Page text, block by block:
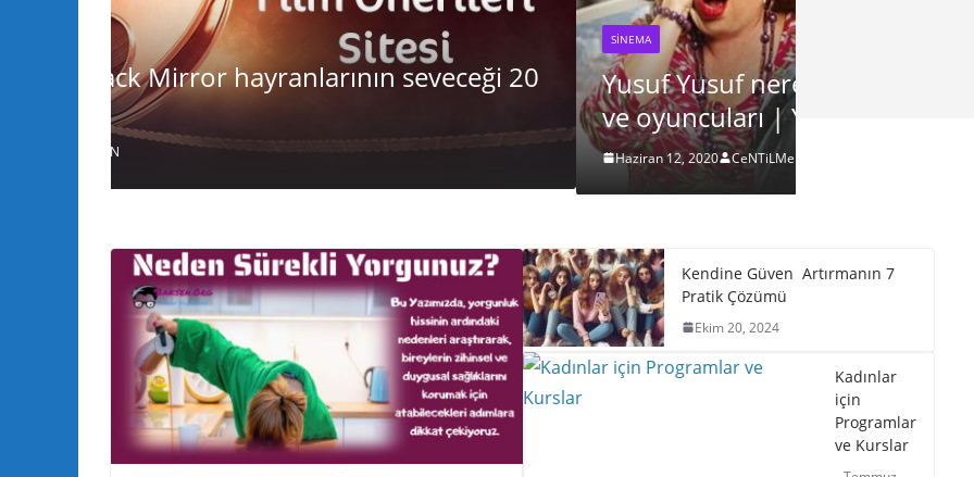
SINEMA
Yusuf Yusuf nerede çekildi? Yusuf Yusuf filmi konusu
ve oyuncuları | Yusuf Yusuf full izle
Kendine Güven Artırmanın 7
Pratik Çözümü
Ekim 20, 2024
Kadınlar
için
Programlar
ve Kurslar